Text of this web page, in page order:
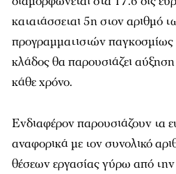
κατατάσσεται 5η στον αριθμό
προγραμματιστών παγκοσμίως
κλάδος θα παρουσιάζει
κάθε χρόνο.
Ενδιαφέρον παρουσιάζουν τα
αναφορικά με τον συνολικό
θέσεων εργασίας γύρω από